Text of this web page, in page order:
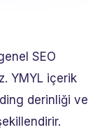
SEO
YMYL içerik
derinliği ve